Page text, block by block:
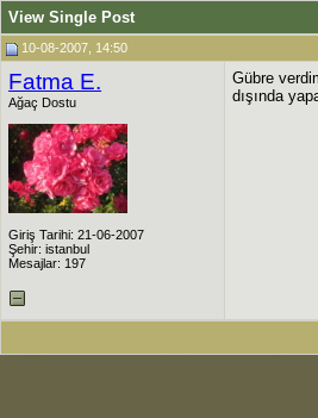
View Single Post
10-08-2007, 14:50
Fatma E.
Ağaç Dostu
Giriş Tarihi: 21-06-2007
Şehir: istanbul
Mesajlar: 197
Gübre
dışında